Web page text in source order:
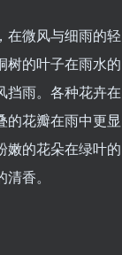
在微风与细雨的轻
树的叶子在雨水的
挡雨。各种花卉在
的花瓣在雨中更显
嫩的花朵在绿叶的
香。